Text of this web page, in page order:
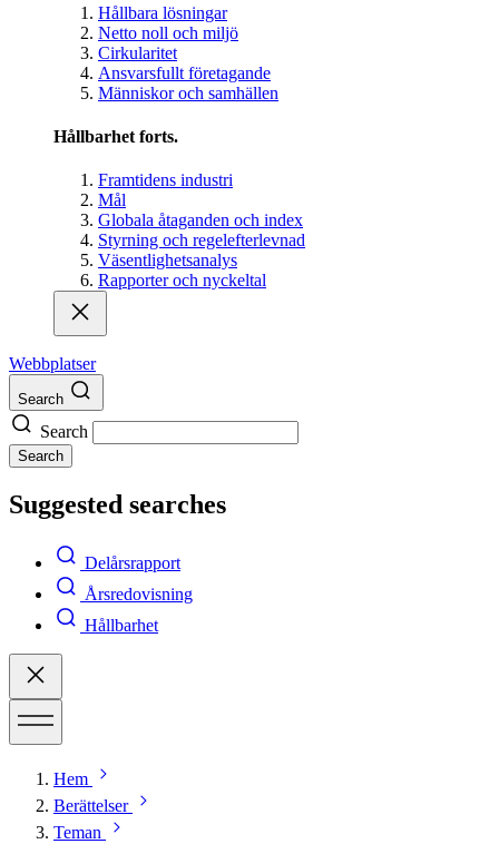
Hållbara lösningar
Netto noll och miljö
Cirkularitet
Ansvarsfullt företagande
Människor och samhällen
Hållbarhet forts.
Framtidens industri
Mål
Globala åtaganden och index
Styrning och regelefterlevnad
Väsentlighetsanalys
Rapporter och nyckeltal
Webbplatser
Search
Search
Search
Suggested searches
Delårsrapport
Årsredovisning
Hållbarhet
Hem
Berättelser
Teman